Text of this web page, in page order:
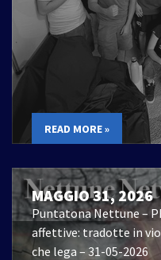
READ MORE »
MAGGIO 31, 2026
Puntatona Nettune –
affettive: tradotte in
che lega – 31-05-2026